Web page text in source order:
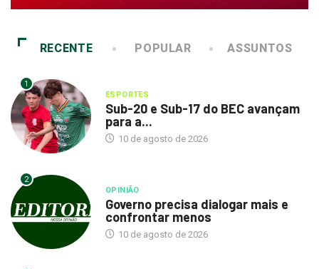
RECENTE POPULAR ASSUNTOS
1
ESPORTES
Sub-20 e Sub-17 do BEC avançam
para a...
10 de agosto de 2026
2
OPINIÃO
Governo precisa dialogar mais e
confrontar menos
10 de agosto de 2026